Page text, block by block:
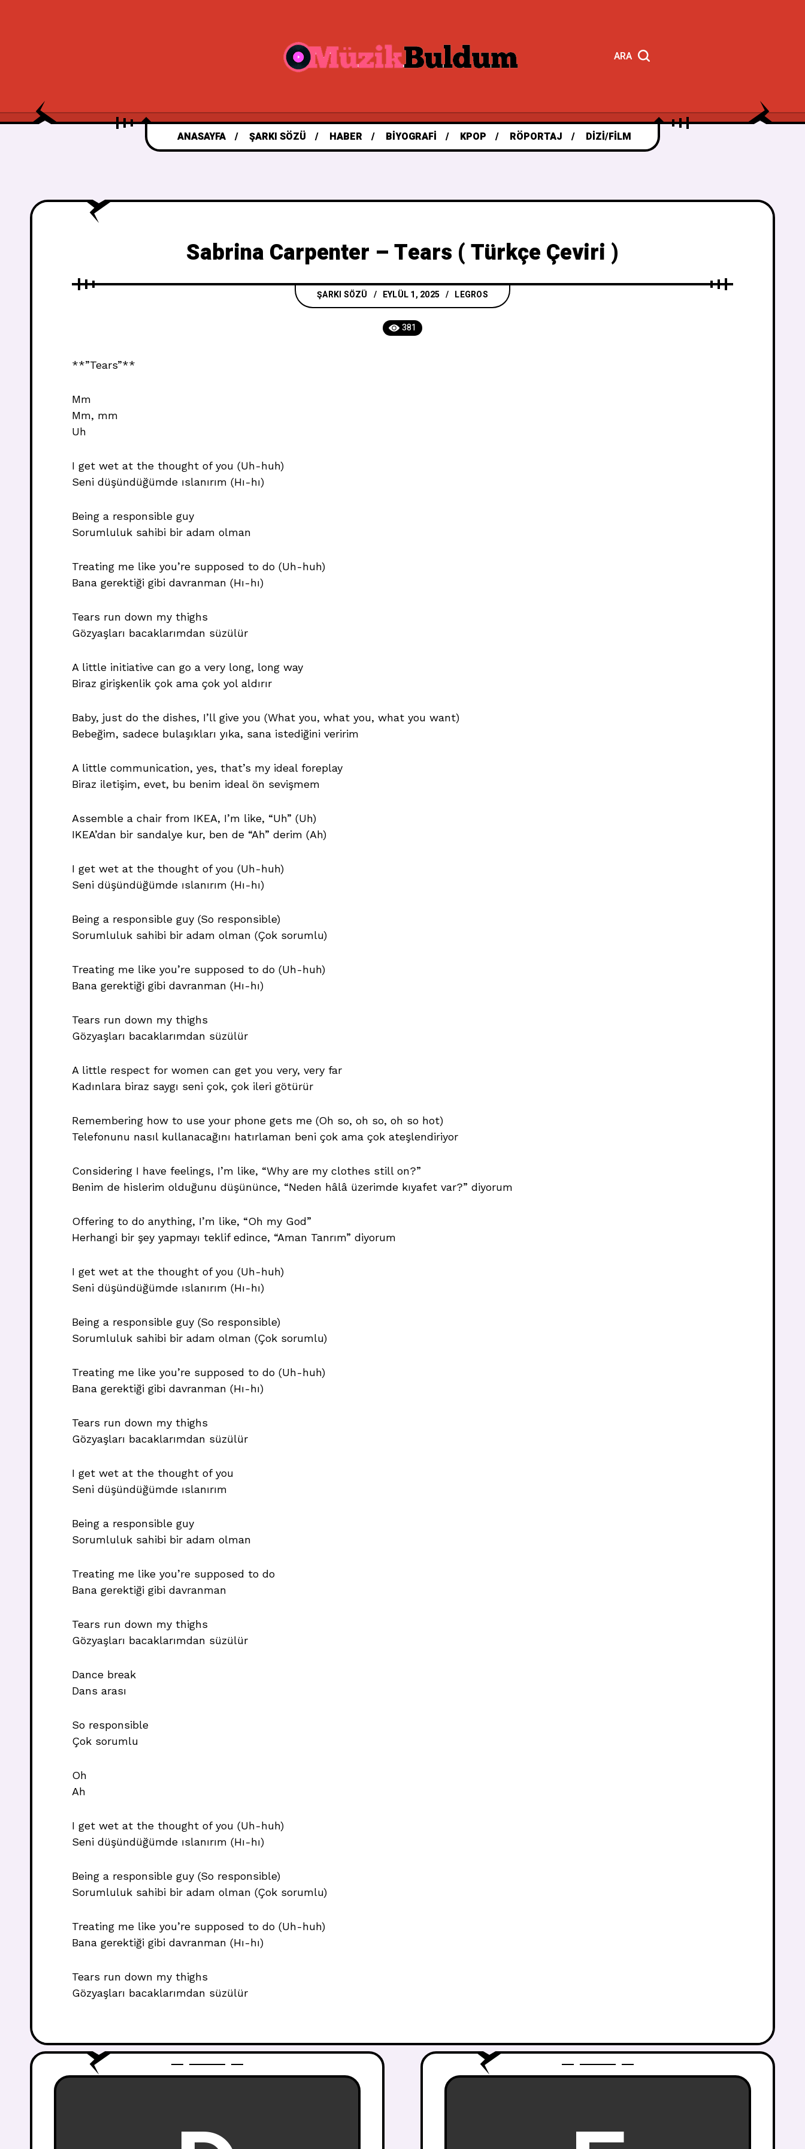
ARA
ANASAYFA ŞARKI SÖZÜ HABER BIYOGRAFI KPOP RÖPORTAJ DIZI/FILM
Sabrina Carpenter – Tears ( Türkçe Çeviri )
ŞARKI SÖZÜ EYLÜL 1, 2025 LEGROS
381
**”Tears”**
Mm
Mm, mm
Uh
I get wet at the thought of you (Uh-huh)
Seni düşündüğümde ıslanırım (Hı-hı)
Being a responsible guy
Sorumluluk sahibi bir adam olman
Treating me like you’re supposed to do (Uh-huh)
Bana gerektiği gibi davranman (Hı-hı)
Tears run down my thighs
Gözyaşları bacaklarımdan süzülür
A little initiative can go a very long, long way
Biraz girişkenlik çok ama çok yol aldırır
Baby, just do the dishes, I’ll give you (What you, what you, what you want)
Bebeğim, sadece bulaşıkları yıka, sana istediğini veririm
A little communication, yes, that’s my ideal foreplay
Biraz iletişim, evet, bu benim ideal ön sevişmem
Assemble a chair from IKEA, I’m like, “Uh” (Uh)
IKEA’dan bir sandalye kur, ben de “Ah” derim (Ah)
I get wet at the thought of you (Uh-huh)
Seni düşündüğümde ıslanırım (Hı-hı)
Being a responsible guy (So responsible)
Sorumluluk sahibi bir adam olman (Çok sorumlu)
Treating me like you’re supposed to do (Uh-huh)
Bana gerektiği gibi davranman (Hı-hı)
Tears run down my thighs
Gözyaşları bacaklarımdan süzülür
A little respect for women can get you very, very far
Kadınlara biraz saygı seni çok, çok ileri götürür
Remembering how to use your phone gets me (Oh so, oh so, oh so hot)
Telefonunu nasıl kullanacağını hatırlaman beni çok ama çok ateşlendiriyor
Considering I have feelings, I’m like, “Why are my clothes still on?”
Benim de hislerim olduğunu düşününce, “Neden hâlâ üzerimde kıyafet var?” diyorum
Offering to do anything, I’m like, “Oh my God”
Herhangi bir şey yapmayı teklif edince, “Aman Tanrım” diyorum
I get wet at the thought of you (Uh-huh)
Seni düşündüğümde ıslanırım (Hı-hı)
Being a responsible guy (So responsible)
Sorumluluk sahibi bir adam olman (Çok sorumlu)
Treating me like you’re supposed to do (Uh-huh)
Bana gerektiği gibi davranman (Hı-hı)
Tears run down my thighs
Gözyaşları bacaklarımdan süzülür
I get wet at the thought of you
Seni düşündüğümde ıslanırım
Being a responsible guy
Sorumluluk sahibi bir adam olman
Treating me like you’re supposed to do
Bana gerektiği gibi davranman
Tears run down my thighs
Gözyaşları bacaklarımdan süzülür
Dance break
Dans arası
So responsible
Çok sorumlu
Oh
Ah
I get wet at the thought of you (Uh-huh)
Seni düşündüğümde ıslanırım (Hı-hı)
Being a responsible guy (So responsible)
Sorumluluk sahibi bir adam olman (Çok sorumlu)
Treating me like you’re supposed to do (Uh-huh)
Bana gerektiği gibi davranman (Hı-hı)
Tears run down my thighs
Gözyaşları bacaklarımdan süzülür